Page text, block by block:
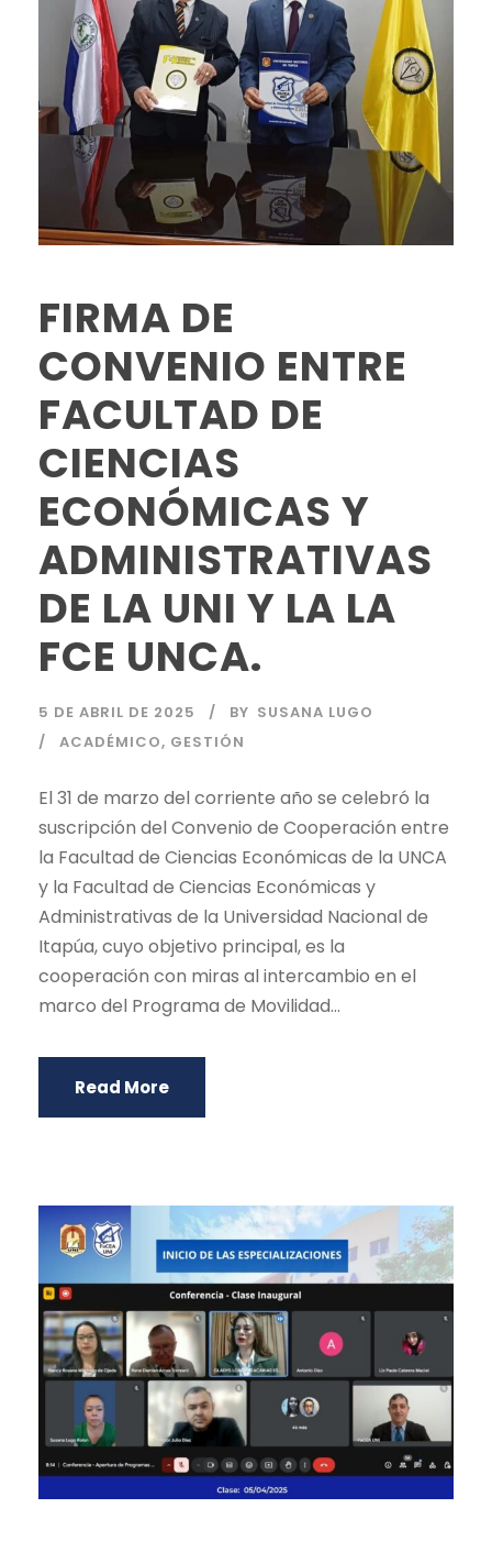
FIRMA DE
CONVENIO ENTRE
FACULTAD DE
CIENCIAS
ECONÓMICAS Y
ADMINISTRATIVAS
DE LA UNI Y LA LA
FCE UNCA.
5 DE ABRIL DE 2025 BY SUSANA LUGO
ACADÉMICO, GESTIÓN
El 31 de marzo del corriente año se celebró la
suscripción del Convenio de Cooperación entre
la Facultad de Ciencias Económicas de la UNCA
y la Facultad de Ciencias Económicas y
Administrativas de la Universidad Nacional de
Itapúa, cuyo objetivo principal, es la
cooperación con miras al intercambio en el
marco del Programa de Movilidad...
Read More